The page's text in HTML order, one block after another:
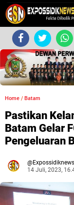
Home / Batam
Pastikan
Batam Gelar
Pengeluaran
14 Juli, 2023,